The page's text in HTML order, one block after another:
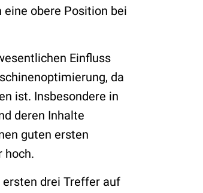
obere Position bei
Einfluss
da
ist. Insbesondere in
deren Inhalte
guten ersten
hoch.
ersten drei Treffer auf